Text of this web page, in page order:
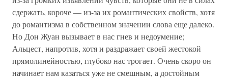
сдержать, короче — из-за их романтических свойств, хотя
до романтизма в собственном значении слова еще далеко.
Но Дон Жуан вызывает в нас гнев и недоумение;
Альцест, напротив, хотя и раздражает своей жестокой
прямолинейностью, глубоко нас трогает. Очень скоро он
начинает нам казаться уже не смешным, а достойным